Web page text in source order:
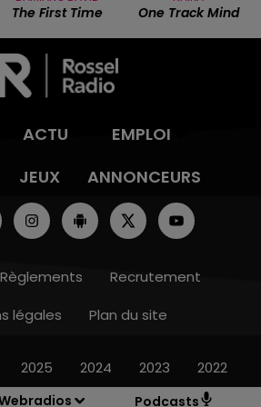
Podcasts
The First Time One Track Mind
ACTU
EMPLOI
JEUX ANNONCEURS
Règlements
Recrutement
légales
Plan du site
2025 2024 2023 2022